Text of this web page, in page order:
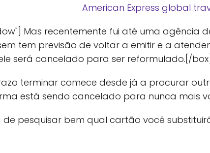
American Express global
Mas recentemente fui até uma
tem previsão de voltar a emitir e a
será cancelado para ser reformulado.[/box]
terminar comece desde já a procurar
está sendo cancelado para nunca mais
de pesquisar bem qual cartão você